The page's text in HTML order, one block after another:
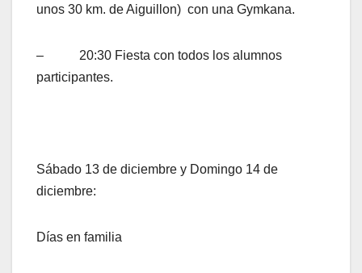
unos 30 km. de Aiguillon) con una Gymkana.
– 20:30 Fiesta con todos los alumnos
participantes.
Sábado 13 de diciembre y Domingo 14 de
diciembre:
Días en familia